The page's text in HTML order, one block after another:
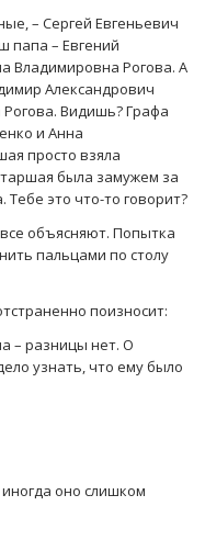
– Сергей Евгеньевич
папа – Евгений
Владимировна Рогова. А
Александрович
Видишь? Графа
и Анна
просто взяла
была замужем за
это что-то говорит?
объясняют. Попытка
пальцами по столу
поизносит:
– разницы нет. О
узнать, что ему было
оно слишком